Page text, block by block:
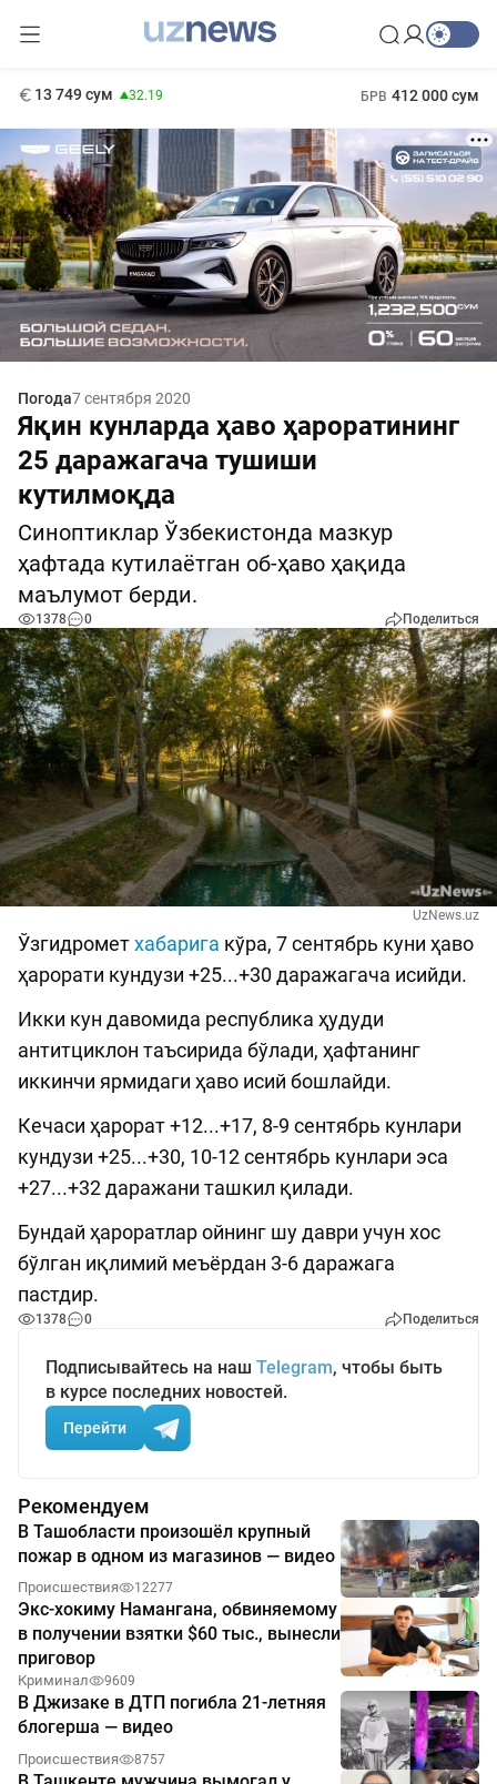
13 749 сум 32.19 БРВ 412 000 сум
Погода7 сентября 2020
Яқин кунларда ҳаво ҳароратининг
25 даражагача тушиши
кутилмоқда
Синоптиклар Ўзбекистонда мазкур
ҳафтада кутилаётган об-ҳаво ҳақида
маълумот берди.
1378 0 Поделиться
UzNews.uz
Ўзгидрометхабарига кўра, 7 сентябрь куни ҳаво
ҳарорати кундузи +25...+30 даражагача исийди.
Икки кун давомида республика ҳудуди
антитциклон таъсирида бўлади, ҳафтанинг
иккинчи ярмидаги ҳаво исий бошлайди.
Кечаси ҳарорат +12...+17, 8-9 сентябрь кунлари
кундузи +25...+30, 10-12 сентябрь кунлари эса
+27...+32 даражани ташкил қилади.
Бундай ҳароратлар ойнинг шу даври учун хос
бўлган иқлимий меъёрдан 3-6 даражага
пастдир.
1378 0 Поделиться
Подписывайтесь на наш Telegram, чтобы быть
в курсе последних новостей.
Перейти
Рекомендуем
В Ташобласти произошёл крупный
пожар в одном из магазинов — видео
Происшествия 12277
Экс-хокиму Намангана, обвиняемому
в получении взятки $60 тыс., вынесли
приговор
Криминал 9609
В Джизаке в ДТП погибла 21-летняя
блогерша — видео
Происшествия 8757